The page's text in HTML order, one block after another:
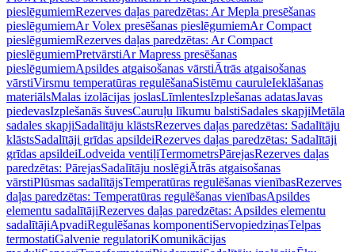
pieslēgumiemRezerves daļas paredzētas: Ar Mepla presēšanas
pieslēgumiemAr Volex presēšanas pieslēgumiemAr Compact
pieslēgumiemRezerves daļas paredzētas: Ar Compact
pieslēgumiemPretvārstiAr Mapress presēšanas
pieslēgumiemApsildes atgaisošanas vārstiĀtrās atgaisošanas
vārstiVirsmu temperatūras regulēšanaSistēmu cauruleIeklāšanas
materiālsMalas izolācijas joslasLīmlentesIzplešanas adatasJavas
piedevasIzplešanās šuvesCauruļu līkumu balstiSadales skapjiMetāla
sadales skapjiSadalītāju klāstsRezerves daļas paredzētas: Sadalītāju
klāstsSadalītāji grīdas apsildeiRezerves daļas paredzētas: Sadalītāji
grīdas apsildeiLodveida ventiļiTermometrsPārejasRezerves daļas
paredzētas: PārejasSadalītāju noslēgiĀtrās atgaisošanas
vārstiPlūsmas sadalītājsTemperatūras regulēšanas vienībasRezerves
daļas paredzētas: Temperatūras regulēšanas vienībasApsildes
elementu sadalītājiRezerves daļas paredzētas: Apsildes elementu
sadalītājiApvadiRegulēšanas komponentiServopiedziņasTelpas
termostatiGalvenie regulatoriKomunikācijas